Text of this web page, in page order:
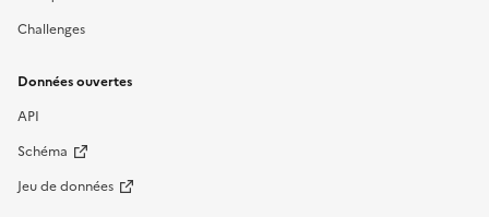
Challenges
Données ouvertes
API
Schéma
Jeu de données